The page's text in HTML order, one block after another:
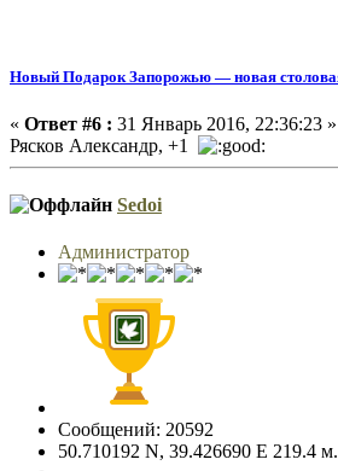
Новый Подарок Запорожью — новая
« Ответ #6 : 31 Январь 2016, 22:36:23 »
Рясков Александр, +1
Sedoi
Администратор
Сообщений: 20592
50.710192 N, 39.426690 E 219.4